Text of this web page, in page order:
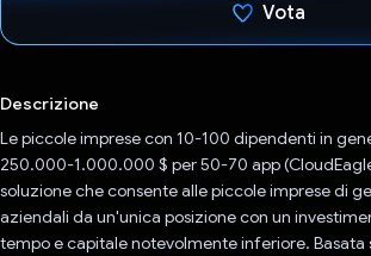
Vota
Descrizione
Le piccole imprese con 10-100 dipendenti in
250.000-1.000.000 $ per 50-70 app
soluzione che consente alle piccole imprese di
aziendali da un'unica posizione con un
tempo e capitale notevolmente inferiore. Basata